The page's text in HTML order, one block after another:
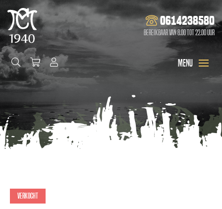
0614238580
Bereikbaar van 8.00 tot 22.00 uur
Verkocht